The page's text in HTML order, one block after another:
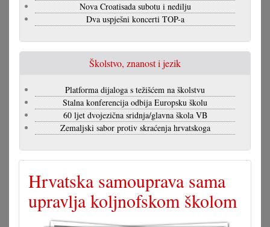
Nova Croatisada subotu i nedilju
Dva uspješni koncerti TOP-a
Školstvo, znanost i jezik
Platforma dijaloga s težišćem na školstvu
Stalna konferencija odbija Europsku školu
60 ljet dvojezična sridnja/glavna škola VB
Zemaljski sabor protiv skraćenja hrvatskoga
Hrvatska samouprava sama
upravlja koljnofskom školom